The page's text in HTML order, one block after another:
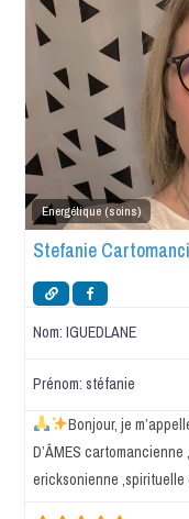
Energétique (soins)
Stefanie
Nom:IGUEDLANE
Prénom: stéfanie
Bonjour, je
D’ÂMES
ericksonienne